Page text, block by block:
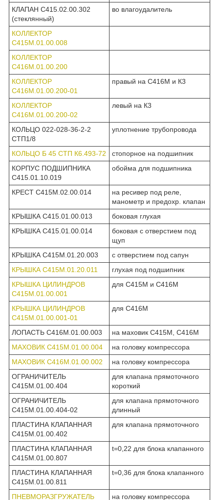
КЛАПАН С415.02.00.302
(стеклянный)
во влагоудалитель
КОЛЛЕКТОР
С415М.01.00.008
КОЛЛЕКТОР
С416М.01.00.200
КОЛЛЕКТОР
С416М.01.00.200-01
правый на С416М и К3
КОЛЛЕКТОР
С416М.01.00.200-02
левый на К3
КОЛЬЦО 022-028-36-2-2
СТП1/8
уплотнение трубопровода
КОЛЬЦО Б 45 СТП К6.493-72
стопорное на подшипник
КОРПУС ПОДШИПНИКА
С415.01.10.019
обойма для подшипника
КРЕСТ С415М.02.00.014
на ресивер под реле,
манометр и предохр. клапан
КРЫШКА С415.01.00.013
боковая глухая
КРЫШКА С415.01.00.014
боковая с отверстием под
щуп
КРЫШКА С415М.01.20.003
с отверстием под сапун
КРЫШКА С415М.01.20.011
глухая под подшипник
КРЫШКА ЦИЛИНДРОВ
С415М.01.00.001
для С415М и С416М
КРЫШКА ЦИЛИНДРОВ
С415М.01.00.001-01
для С416М
ЛОПАСТЬ С416М.01.00.003
на маховик С415М, С416М
МАХОВИК С415М.01.00.004
на головку компрессора
МАХОВИК С416М.01.00.002
на головку компрессора
ОГРАНИЧИТЕЛЬ
С415М.01.00.404
для клапана прямоточного
короткий
ОГРАНИЧИТЕЛЬ
С415М.01.00.404-02
для клапана прямоточного
длинный
ПЛАСТИНА КЛАПАННАЯ
С415М.01.00.402
для клапана прямоточного
ПЛАСТИНА КЛАПАННАЯ
С415М.01.00.807
t=0,22 для блока клапанного
ПЛАСТИНА КЛАПАННАЯ
С415М.01.00.811
t=0,36 для блока клапанного
ПНЕВМОРАЗГРУЖАТЕЛЬ на головку компрессора